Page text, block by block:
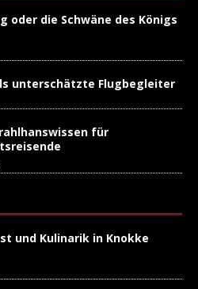
oder die Schwäne des Königs
unterschätzte Flugbegleiter
für
und Kulinarik in Knokke